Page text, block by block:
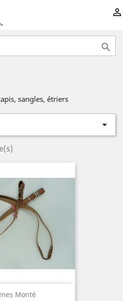


sangles, étriers

Monté